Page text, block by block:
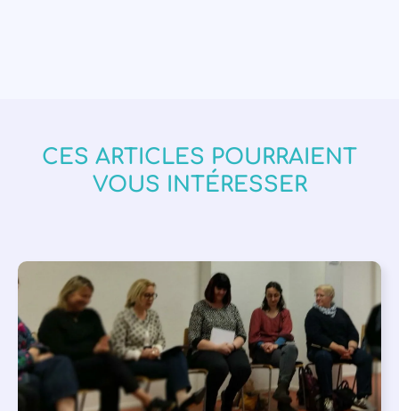
CES ARTICLES POURRAIENT
VOUS INTÉRESSER
APPEL À SOUTIEN , VIE DE L'ASSOCIATION